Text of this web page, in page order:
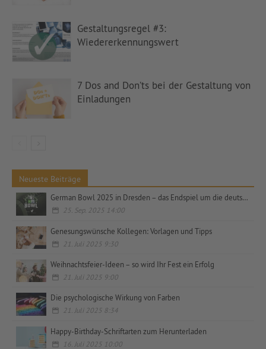
Gestaltungsregel #3:
Wiedererkennungswert
7 Dos and Don’ts bei der Gestaltung von
Einladungen
Neueste Beiträge
German Bowl 2025 in Dresden – das Endspiel um die deutsche Meisterschaft
25. Sep. 2025 14:00
Genesungswünsche Kollegen: Vorlagen und Tipps
21. Juli 2025 9:30
Weihnachtsfeier-Ideen – so wird Ihr Fest ein Erfolg
21. Juli 2025 9:00
Die psychologische Wirkung von Farben
21. Juli 2025 8:34
Happy-Birthday-Schriftarten zum Herunterladen
16. Juli 2025 10:00